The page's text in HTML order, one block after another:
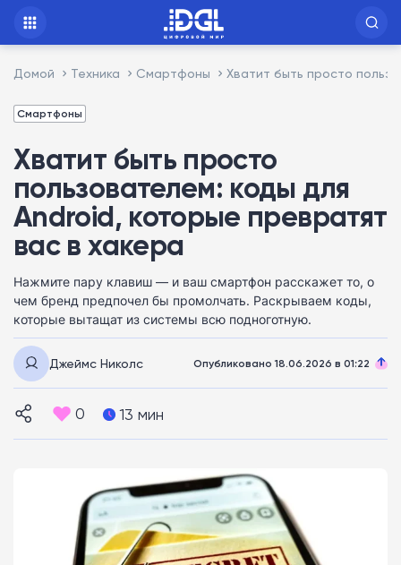
Домой Техника Смартфоны Хватит быть просто
Смартфоны
Хватит быть просто
пользователем: коды для
Android, которые превратят
вас в хакера
Нажмите пару клавиш — и ваш смартфон расскажет то, о
чем бренд предпочел бы промолчать. Раскрываем коды,
которые вытащат из системы всю подноготную.
Джеймс Николс Опубликовано 18.06.2026 в 01:22
0 13 мин